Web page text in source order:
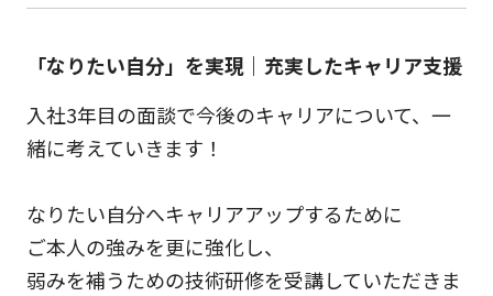
「なりたい自分」を実現｜充実したキャリア支援
入社3年目の面談で今後のキャリアについて、一
緒に考えていきます！
なりたい自分へキャリアアップするために
ご本人の強みを更に強化し、
弱みを補うための技術研修を受講していただきま